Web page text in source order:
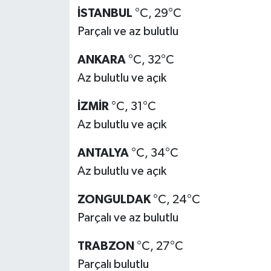
İSTANBUL °C, 29°C
Parçalı ve az bulutlu
ANKARA °C, 32°C
Az bulutlu ve açık
İZMİR °C, 31°C
Az bulutlu ve açık
ANTALYA °C, 34°C
Az bulutlu ve açık
ZONGULDAK °C, 24°C
Parçalı ve az bulutlu
TRABZON °C, 27°C
Parçalı bulutlu